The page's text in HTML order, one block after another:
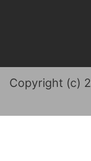
Copyright (c)